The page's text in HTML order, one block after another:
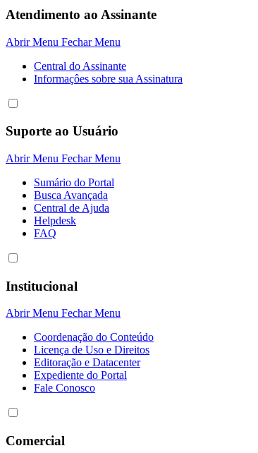
Atendimento ao Assinante
Abrir Menu Fechar Menu
Central do Assinante
Informaçôes sobre sua Assinatura
Suporte ao Usuário
Abrir Menu Fechar Menu
Sumário do Portal
Busca Avançada
Central de Ajuda
Helpdesk
FAQ
Institucional
Abrir Menu Fechar Menu
Coordenação do Conteúdo
Licença de Uso e Direitos
Editoração e Datacenter
Expediente do Portal
Fale Conosco
Comercial